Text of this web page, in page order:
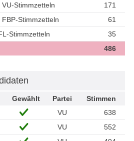
VU-Stimmzetteln
171
FBP-Stimmzetteln
61
Stimmzetteln
35
486
Gewählt Partei
Stimmen
VU
638
VU
552